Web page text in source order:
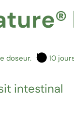
doseur. 10
intestinal